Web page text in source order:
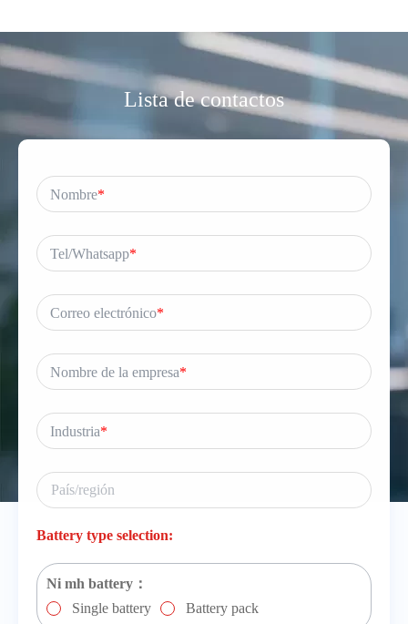
Lista de contactos
Nombre*
Tel/Whatsapp*
Correo electrónico*
Nombre de la empresa*
Industria*
Battery type selection:
Ni mh battery：
Single battery
Battery pack